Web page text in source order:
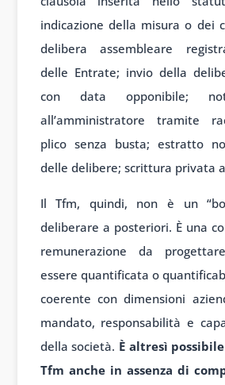
indicazione della misura o dei
delibera assembleare
delle Entrate; invio della
con data opponibile;
all’amministratore tramite
plico senza busta; estratto
delle delibere; scrittura privata
Il Tfm, quindi, non è un
deliberare a posteriori. È una
remunerazione da
essere quantificata o
coerente con dimensioni
mandato, responsabilità e
della società. È altresì
Tfm anche in assenza di